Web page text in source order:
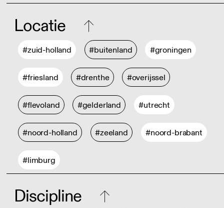
Locatie
#zuid-holland #buitenland #groningen
#friesland #drenthe #overijssel
#flevoland #gelderland #utrecht
#noord-holland #zeeland #noord-brabant
#limburg
Discipline